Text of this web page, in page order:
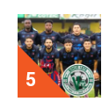
5